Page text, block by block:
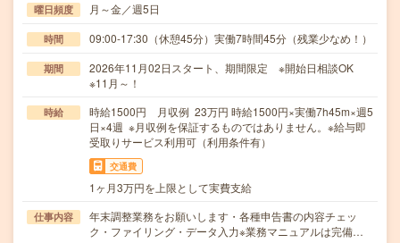
曜日頻度 月～金／週5日
時間 09:00-17:30（休憩45分）実働7時間45分（残業少なめ！）
期間
2026年11月02日スタート、期間限定 ※開始日相談OK
※11月～！
時給
時給1500円 月収例 23万円 時給1500円×実働7h45m×週5
日×4週 ※月収例を保証するものではありません。※給与即
受取りサービス利用可（利用条件有）
交通費
1ヶ月3万円を上限として実費支給
仕事内容
年末調整業務をお願いします・各種申告書の内容チェッ
ク・ファイリング・データ入力※業務マニュアルは完備…